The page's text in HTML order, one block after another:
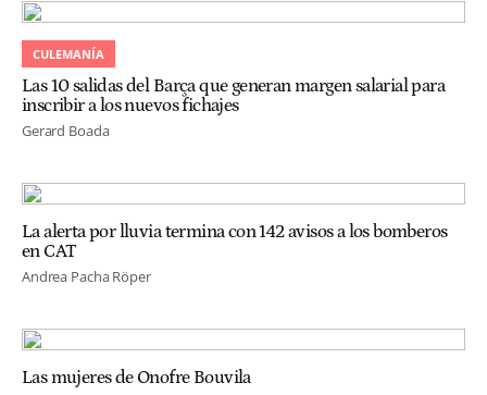
CULEMANÍA
Las 10 salidas del Barça que generan margen salarial para
inscribir a los nuevos fichajes
Gerard Boada
La alerta por lluvia termina con 142 avisos a los bomberos
en CAT
Andrea Pacha Röper
Las mujeres de Onofre Bouvila